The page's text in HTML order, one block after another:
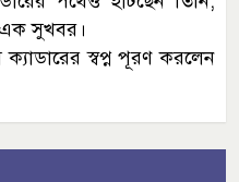
সুখবর।
স্বপ্ন পূরণ করলেন